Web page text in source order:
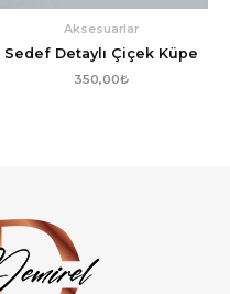
Aksesuarlar
Sedef Detaylı Çiçek Küpe
350,00₺